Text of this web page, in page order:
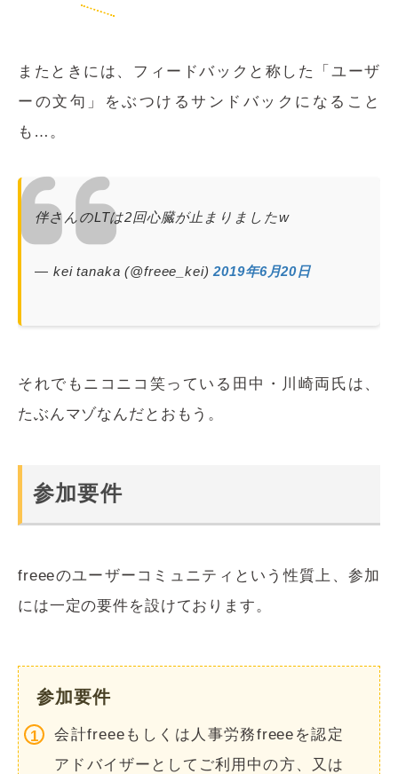
またときには、フィードバックと称した「ユーザ
ーの文句」をぶつけるサンドバックになること
も…。
伴さんのLTは2回心臓が止まりましたw
— kei tanaka (@freee_kei)2019年6月20日
それでもニコニコ笑っている田中・川崎両氏は、
たぶんマゾなんだとおもう。
参加要件
freeeのユーザーコミュニティという性質上、参加
には一定の要件を設けております。
参加要件
会計freeeもしくは人事労務freeeを認定
アドバイザーとしてご利用中の方、又は